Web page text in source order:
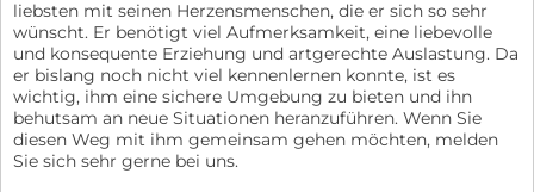
liebsten mit seinen Herzensmenschen, die er sich so sehr
wünscht. Er benötigt viel Aufmerksamkeit, eine liebevolle
und konsequente Erziehung und artgerechte Auslastung. Da
er bislang noch nicht viel kennenlernen konnte, ist es
wichtig, ihm eine sichere Umgebung zu bieten und ihn
behutsam an neue Situationen heranzuführen. Wenn Sie
diesen Weg mit ihm gemeinsam gehen möchten, melden
Sie sich sehr gerne bei uns.